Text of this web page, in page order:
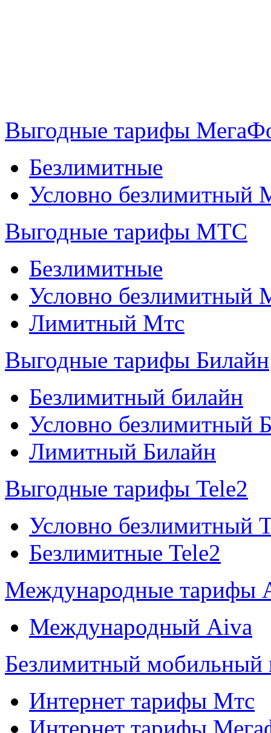
Выгодные тарифы
Безлимитные
Условно безлимитный
Выгодные тарифы МТС
Безлимитные
Условно безлимитный
Лимитный Мтс
Выгодные тарифы Билайн
Безлимитный билайн
Условно безлимитный
Лимитный Билайн
Выгодные тарифы Tele2
Условно безлимитный
Безлимитные Tele2
Международные тарифы
Международный Aiva
Безлимитный мобильный
Интернет тарифы Мтс